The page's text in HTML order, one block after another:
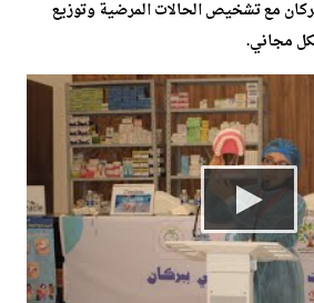
مع تشخيص الحالات المرضية وتوزيع
مجاني.